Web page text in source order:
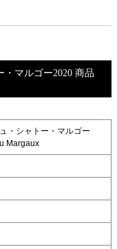
マルゴー2020 商品
・シャトー・マルゴー
Margaux